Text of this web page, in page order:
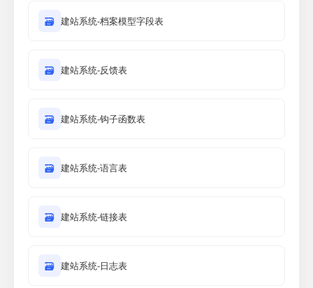
🗃 建站系统-档案模型字段表
🗃 建站系统-反馈表
🗃 建站系统-钩子函数表
🗃 建站系统-语言表
🗃 建站系统-链接表
🗃 建站系统-日志表